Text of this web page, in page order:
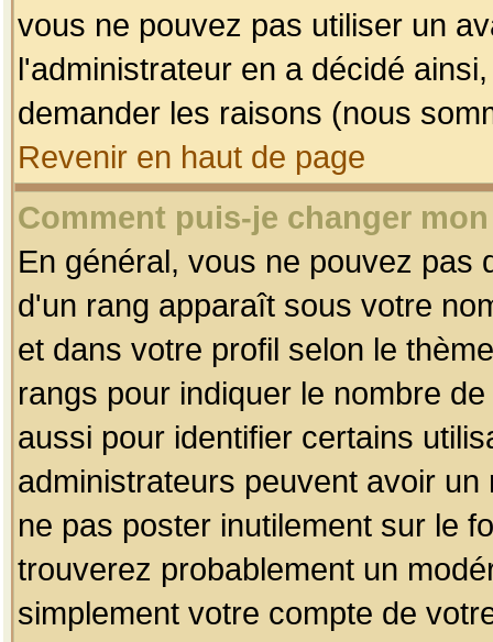
vous ne pouvez pas utiliser un
l'administrateur en a décidé
demander les raisons (nous
Revenir en haut de page
Comment puis-je changer
En général, vous ne pouvez pas
d'un rang apparaît sous votre
et dans votre profil selon le
rangs pour indiquer le nombre
aussi pour identifier certains
administrateurs peuvent avoir
ne pas poster inutilement sur le
trouverez probablement un
simplement votre compte de